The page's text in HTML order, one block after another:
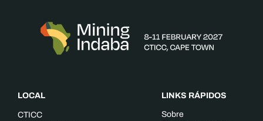
LOCAL
CTICC
LINKS RÁPIDOS
Sobre